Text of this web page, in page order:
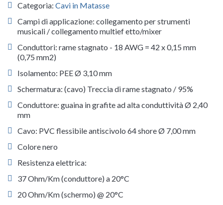
Categoria: Cavi in Matasse
Campi di applicazione: collegamento per strumenti
musicali / collegamento multief etto/mixer
Conduttori: rame stagnato - 18 AWG = 42 x 0,15 mm
(0,75 mm2)
Isolamento: PEE Ø 3,10 mm
Schermatura: (cavo) Treccia di rame stagnato / 95%
Conduttore: guaina in grafite ad alta conduttività Ø 2,40
mm
Cavo: PVC flessibile antiscivolo 64 shore Ø 7,00 mm
Colore nero
Resistenza elettrica:
37 Ohm/Km (conduttore) a 20°C
20 Ohm/Km (schermo) @ 20°C